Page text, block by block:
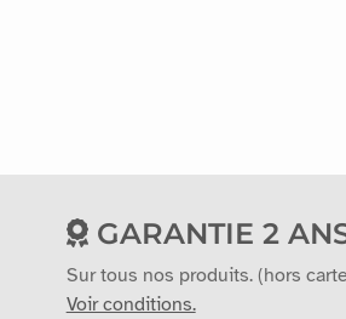
GARANTIE 2
Sur tous nos produits. (hors
Voir conditions.